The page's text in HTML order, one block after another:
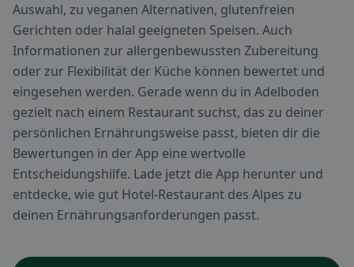
Auswahl, zu veganen Alternativen, glutenfreien
Gerichten oder halal geeigneten Speisen. Auch
Informationen zur allergenbewussten Zubereitung
oder zur Flexibilität der Küche können bewertet und
eingesehen werden. Gerade wenn du in Adelboden
gezielt nach einem Restaurant suchst, das zu deiner
persönlichen Ernährungsweise passt, bieten dir die
Bewertungen in der App eine wertvolle
Entscheidungshilfe. Lade jetzt die App herunter und
entdecke, wie gut Hotel-Restaurant des Alpes zu
deinen Ernährungsanforderungen passt.